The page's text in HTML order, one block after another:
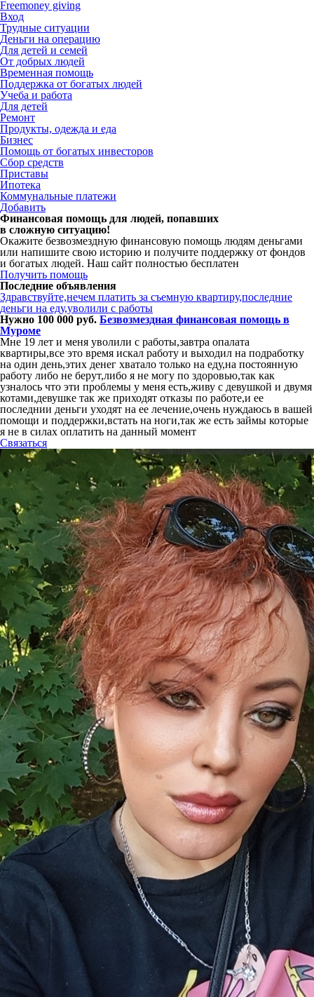
Freemoney giving
Вход
Трудные ситуации
Деньги на операцию
Для детей и семей
От добрых людей
Временная помощь
Поддержка от богатых людей
Учеба и работа
Для детей
Ремонт
Продукты, одежда и еда
Бизнес
Помощь от богатых инвесторов
Сбор средств
Приставы
Ипотека
Коммунальные платежи
Добавить
Финансовая помощь для людей, попавших
в сложную ситуацию!
Окажите безвозмездную финансовую помощь людям деньгами
или напишите свою историю и получите поддержку от фондов
и богатых людей. Наш сайт полностью бесплатен
Получить помощь
Последние объявления
Здравствуйте,нечем платить за съемную квартиру,последние
деньги на еду,уволили с работы
Нужно 100 000 руб. Безвозмездная финансовая помощь в
Муроме
Мне 19 лет и меня уволили с работы,завтра опалата
квартиры,все это время искал работу и выходил на подработку
на один день,этих денег хватало только на еду,на постоянную
работу либо не берут,либо я не могу по здоровью,так как
узналось что эти проблемы у меня есть,живу с девушкой и двумя
котами,девушке так же приходят отказы по работе,и ее
последнии деньги уходят на ее лечение,очень нуждаюсь в вашей
помощи и поддержки,встать на ноги,так же есть займы которые
я не в силах оплатить на данный момент
Связаться